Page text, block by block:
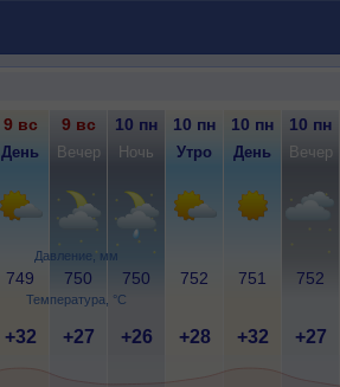
Давление, мм
Температура, °C
9 вс 9 вс 10 пн 10 пн 10 пн 10 пн
День Вечер Ночь Утро День Вечер
749 750 750 752 751 752
+32 +27 +26 +28 +32 +27